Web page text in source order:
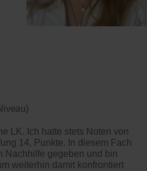
LK. Ich hatte stets Noten von
14, Punkte. In diesem Fach
Nachhilfe gegeben und bin
weiterhin damit konfrontiert